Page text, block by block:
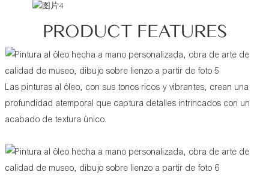
PRODUCT FEATURES
Las pinturas al óleo, con sus tonos ricos y vibrantes, crean una
profundidad atemporal que captura detalles intrincados con un
acabado de textura único.